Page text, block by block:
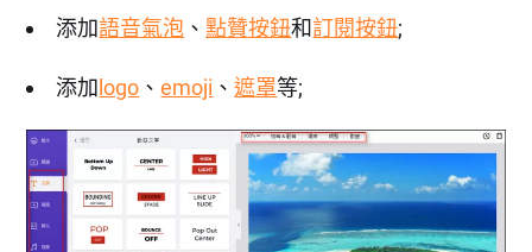
添加語音氣泡 、 點贊按鈕和訂閱按鈕;
添加 logo 、emoji 、遮罩等;